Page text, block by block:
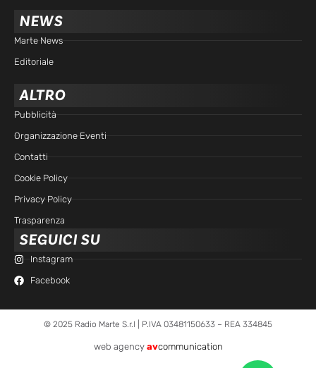
NEWS
Marte News
Editoriale
ALTRO
Pubblicità
Organizzazione Eventi
Contatti
Cookie Policy
Privacy Policy
Trasparenza
SEGUICI SU
Instagram
Facebook
© 2025 Radio Marte S.r.l | P.IVA 03481150633 – REA 334845
web agency avcommunication